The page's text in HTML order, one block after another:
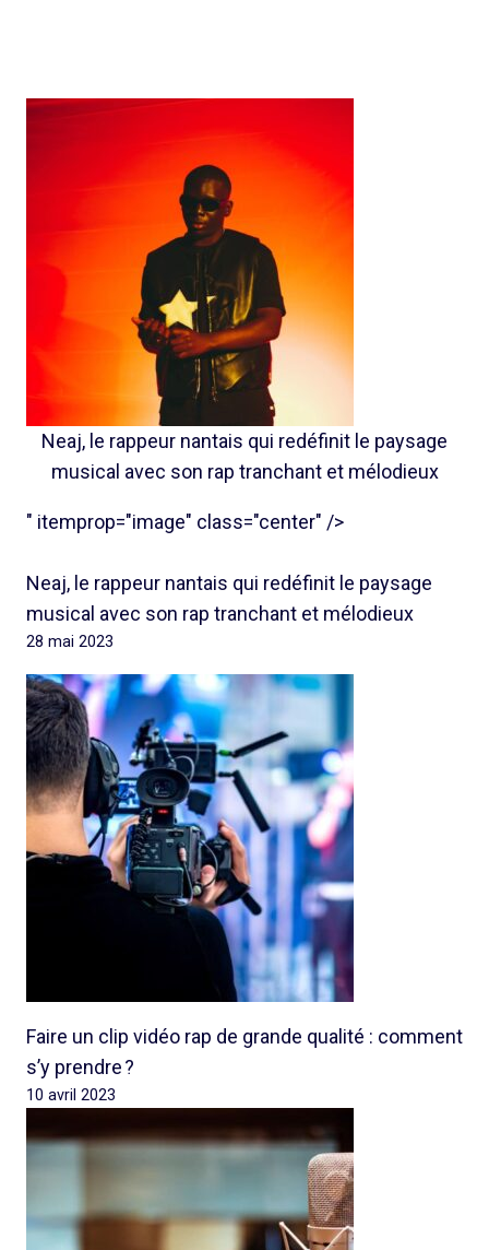
Neaj, le rappeur nantais qui redéfinit le paysage
musical avec son rap tranchant et mélodieux
" itemprop="image" class="center" />
Neaj, le rappeur nantais qui redéfinit le paysage
musical avec son rap tranchant et mélodieux
28 mai 2023
Faire un clip vidéo rap de grande qualité : comment
s’y prendre ?
10 avril 2023